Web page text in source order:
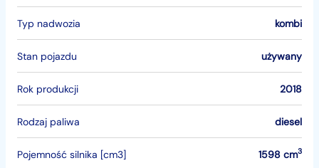
Typ nadwozia kombi
Stan pojazdu używany
Rok produkcji 2018
Rodzaj paliwa diesel
Pojemność silnika [cm3] 1598 cm3